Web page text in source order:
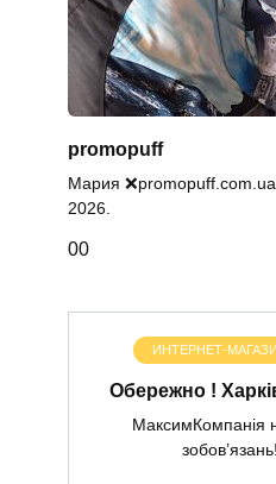
promopuff
Мария
2026.
00
ИНТЕРНЕТ-
Обережно !
МаксимКомпанія